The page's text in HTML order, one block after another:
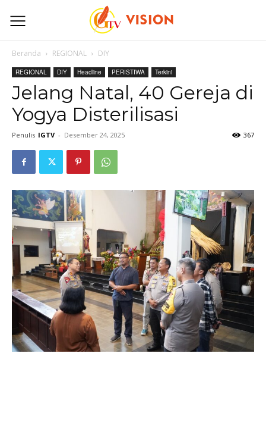
Beranda REGIONAL DIY
REGIONAL DIY Headline PERISTIWA Terkini
Jelang Natal, 40 Gereja di
Yogya Disterilisasi
Penulis IGTV - Desember 24, 2025 367